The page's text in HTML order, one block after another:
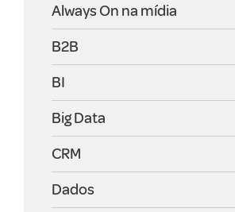
Always On na mídia
B2B
BI
Big Data
CRM
Dados